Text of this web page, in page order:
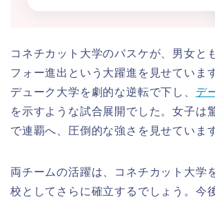
コネチカット大学のバスケが、男女と
フォー進出という大躍進を見せていま
デューク大学を劇的な逆転で下し、 デ
を示すような試合展開でした。女子は
で連覇へ、圧倒的な強さを見せていま
両チームの活躍は、コネチカット大学
校としてさらに確立するでしょう。今